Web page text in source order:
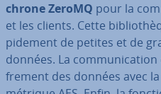
chrone ZeroMQ pour la
et les clients. Cette
pi­de­ment de petites et de
données. La
fre­ment des données avec